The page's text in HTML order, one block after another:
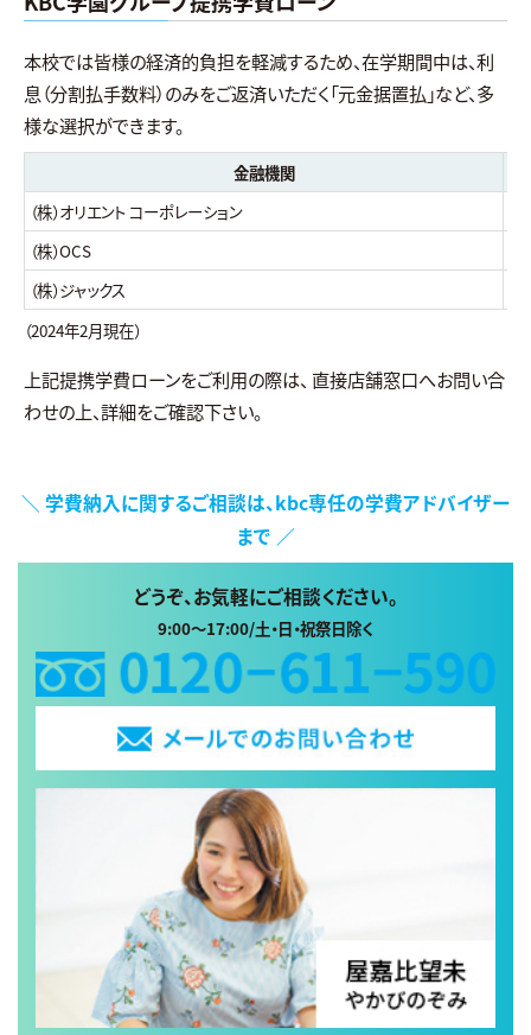
本校では皆様の経済的負担を軽減するため、在学期間中は、利
息（分割払手数料）のみをご返済いただく「元金据置払」など、多
様な選択ができます。
金融機関
（株）オリエント コーポレーション
（株）OCS
（株）ジャックス
（2024年2月現在）
上記提携学費ローンをご利用の際は、 直接店舗窓口へお問い合
わせの上、詳細をご確認下さい。
＼ 学費納入に関するご相談は、kbc専任の学費アドバイザー
まで ／
どうぞ、お気軽にご相談ください。
9:00～17:00/土・日・祝祭日除く